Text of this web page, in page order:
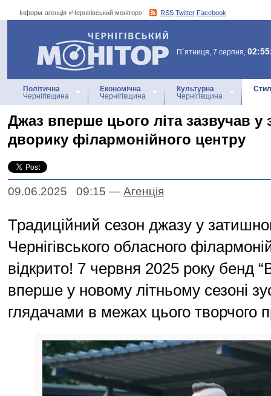
Інформ-агенція «Чернігівський монітор»: RSS Twitter Facebook
Інформ-агенція
«Чернігівський монітор»
П`ятниця, 7 серпня,
Політична
Чернігівщина
Економічна
Чернігівщина
Культурна
Чернігівщина
Джаз вперше цього літа зазвучав
дворику філармонійного центру
09.06.2025 09:15 — Агенцiя
Традиційний сезон джазу у
Чернігівського обласного
відкрито! 7 червня 2025 року бенд
вперше у новому літньому сезоні
глядачами в межах цього творчого